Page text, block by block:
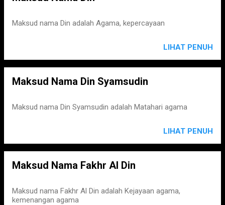
Maksud nama Din adalah Agama, kepercayaan
LIHAT PENUH
Maksud Nama Din Syamsudin
Maksud nama Din Syamsudin adalah Matahari agama
LIHAT PENUH
Maksud Nama Fakhr Al Din
Maksud nama Fakhr Al Din adalah Kejayaan agama,
kemenangan agama